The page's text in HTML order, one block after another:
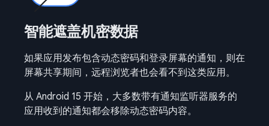
智能遮盖机密数据
如果应用发布包含动态密码和登录屏幕的通知，则在
屏幕共享期间，远程浏览者也会看不到这类应用。
从 Android 15 开始，大多数带有通知监听器服务的
应用收到的通知都会移除动态密码内容。